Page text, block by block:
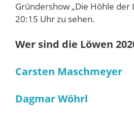
Gründershow „Die Höhle der
20:15 Uhr zu sehen.
Wer sind die Löwen
Carsten Maschmeyer
Dagmar Wöhrl